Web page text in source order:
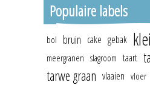
Populaire labels
bol bruin cake gebak
meergranen slagroom taart
tarwe graan vlaaien vloer